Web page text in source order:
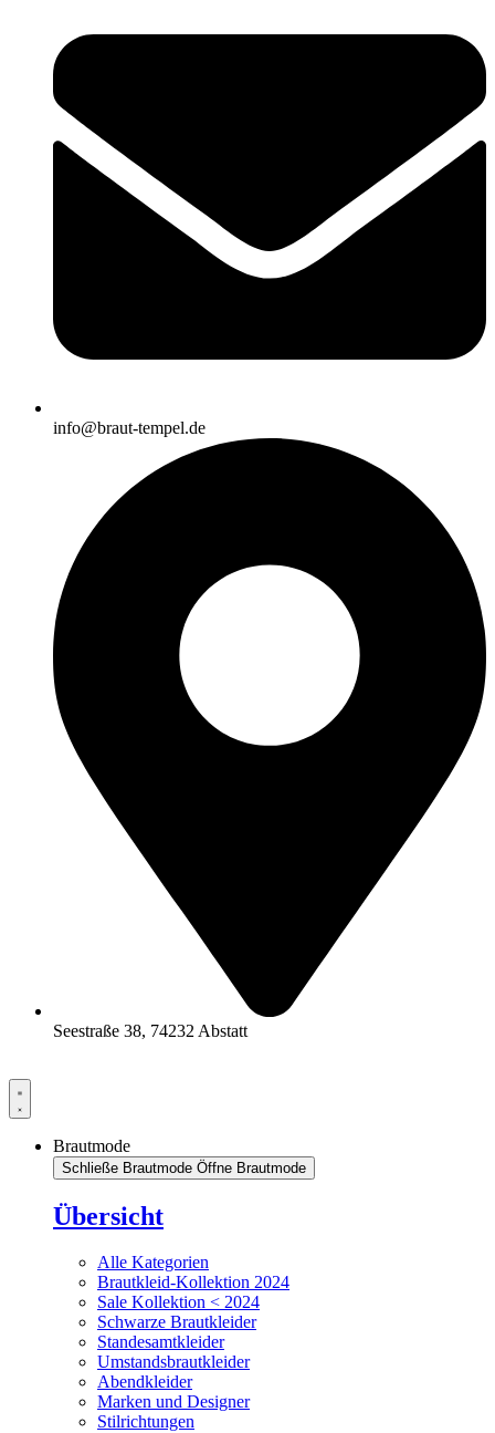
info@braut-tempel.de
Seestraße 38, 74232 Abstatt
Brautmode
Schließe Brautmode Öffne Brautmode
Übersicht
Alle Kategorien
Brautkleid-Kollektion 2024
Sale Kollektion < 2024
Schwarze Brautkleider
Standesamtkleider
Umstandsbrautkleider
Abendkleider
Marken und Designer
Stilrichtungen